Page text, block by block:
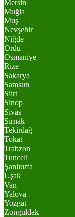
Mersin
Muğla
Muş
Nevşehir
Niğde
Ordu
Osmaniye
Rize
Sakarya
Samsun
Siirt
Sinop
Sivas
Şırnak
Tekirdağ
Tokat
Trabzon
Tunceli
Şanlıurfa
Uşak
Van
Yalova
Yozgat
Zonguldak